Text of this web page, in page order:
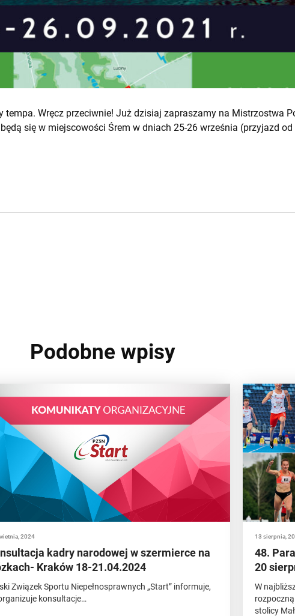
tempa. Wręcz przeciwnie! Już dzisiaj zapraszamy na Mistrzostwa
się w miejscowości Śrem w dniach 25-26 września (przyjazd
Podobne wpisy
2024
kadry narodowej w szermierce na
Kraków 18-21.04.2024
Związek Sportu Niepełnosprawnych „Start” informuje,
konsultacje…
13 sierpnia,
48.
20
W
stolicy